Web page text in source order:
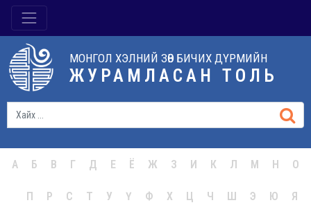
МОНГОЛ ХЭЛНИЙ ЗӨВ БИЧИХ ДҮРМИЙН
ЖУРАМЛАСАН ТОЛЬ
А Б В Г Д Е Ё Ж З И К Л М Н О
П Р С Т У Ү Ф Х Ц Ч Ш Э Ю Я